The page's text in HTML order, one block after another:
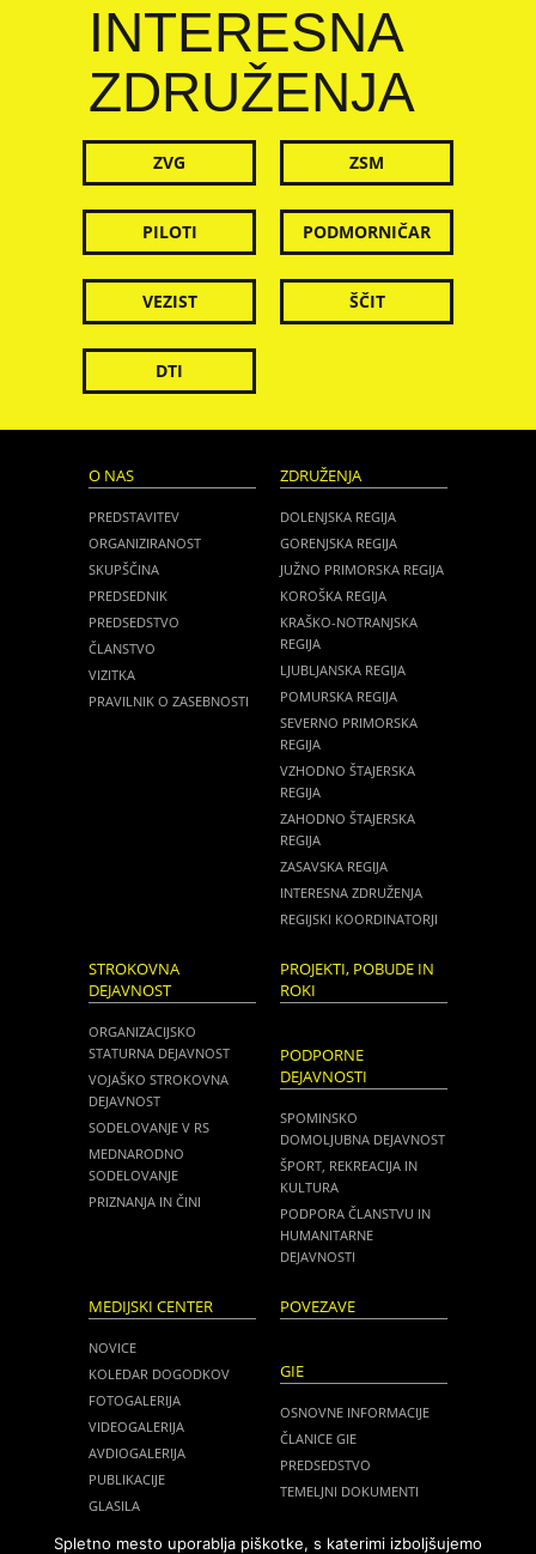
INTERESNA
ZDRUŽENJA
ZVG ZSM
PILOTI PODMORNIČAR
VEZIST ŠČIT
DTI
O NAS
PREDSTAVITEV
ORGANIZIRANOST
SKUPŠČINA
PREDSEDNIK
PREDSEDSTVO
ČLANSTVO
VIZITKA
PRAVILNIK O ZASEBNOSTI
ZDRUŽENJA
DOLENJSKA REGIJA
GORENJSKA REGIJA
JUŽNO PRIMORSKA REGIJA
KOROŠKA REGIJA
KRAŠKO-NOTRANJSKA
REGIJA
LJUBLJANSKA REGIJA
POMURSKA REGIJA
SEVERNO PRIMORSKA
REGIJA
VZHODNO ŠTAJERSKA
REGIJA
ZAHODNO ŠTAJERSKA
REGIJA
ZASAVSKA REGIJA
INTERESNA ZDRUŽENJA
REGIJSKI KOORDINATORJI
STROKOVNA
DEJAVNOST
ORGANIZACIJSKO
STATURNA DEJAVNOST
VOJAŠKO STROKOVNA
DEJAVNOST
SODELOVANJE V RS
MEDNARODNO
SODELOVANJE
PRIZNANJA IN ČINI
PROJEKTI, POBUDE IN
ROKI
PODPORNE
DEJAVNOSTI
SPOMINSKO
DOMOLJUBNA DEJAVNOST
ŠPORT, REKREACIJA IN
KULTURA
PODPORA ČLANSTVU IN
HUMANITARNE
DEJAVNOSTI
MEDIJSKI CENTER
NOVICE
KOLEDAR DOGODKOV
FOTOGALERIJA
VIDEOGALERIJA
AVDIOGALERIJA
PUBLIKACIJE
GLASILA
POVEZAVE
GIE
OSNOVNE INFORMACIJE
ČLANICE GIE
PREDSEDSTVO
TEMELJNI DOKUMENTI
ZASEDANJA
Spletno mesto uporablja piškotke, s katerimi izboljšujemo